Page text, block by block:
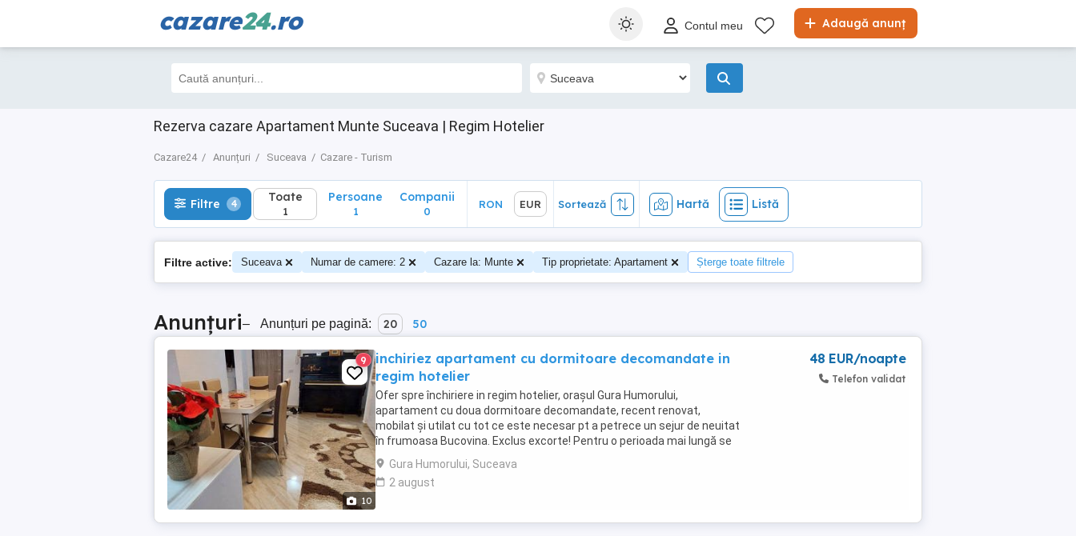
cazare24.ro Adaugă anunț
Contul meu
Rezerva cazare Apartament Munte Suceava | Regim Hotelier
Cazare24 Anunțuri Suceava Cazare - Turism
Filtre 4 Toate
1
Hartă Listă
Filtre 4 Toate
1
Persoane
1
Companii
0
RON EUR Sortează Hartă Listă
Filtre active: Suceava Numar de camere: 2 Cazare la: Munte Tip proprietate: Apartament Șterge toate filtrele
Anunțuri– Anunțuri pe pagină: 20 50
10
9
inchiriez apartament cu dormitoare decomandate in
regim hotelier
Ofer spre închiriere in regim hotelier, orașul Gura Humorului,
apartament cu doua dormitoare decomandate, recent renovat,
mobilat și utilat cu tot ce este necesar pt a petrece un sejur de neuitat
în frumoasa Bucovina. Exclus excorte! Pentru o perioada mai lungă se
mai negociază.
Gura Humorului, Suceava
2 august
48 EUR/noapte
Telefon validat